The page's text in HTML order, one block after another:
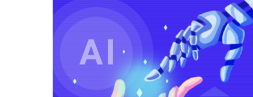
延迟低于0.5秒的继续教育直播解决方案 客户数